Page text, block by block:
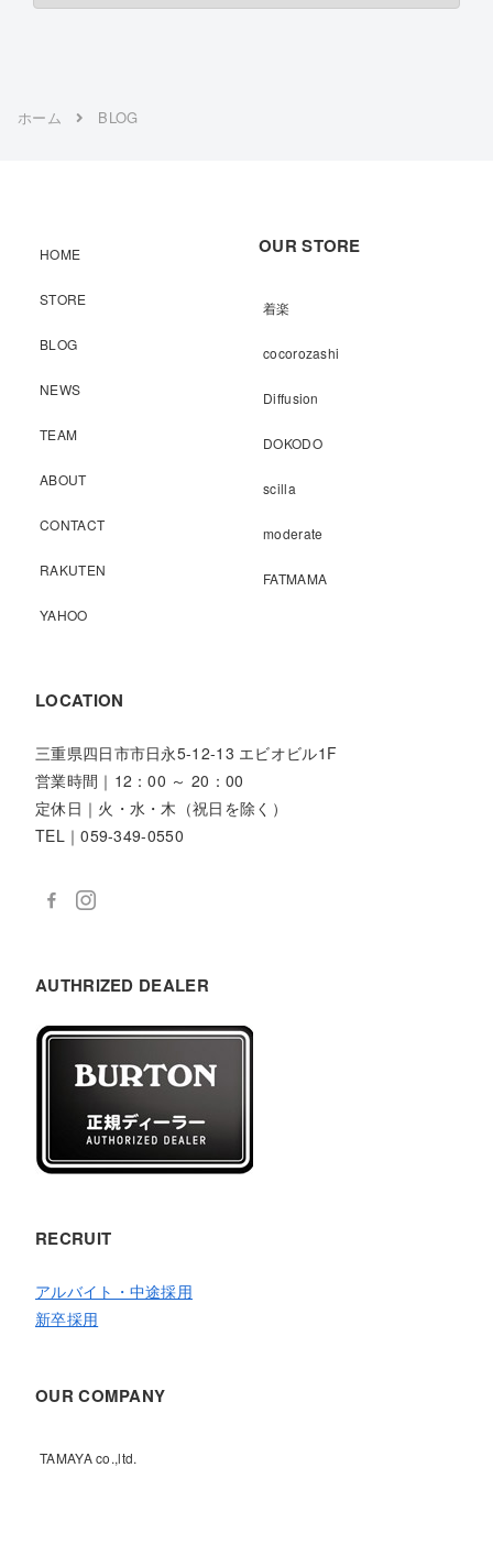
ホーム BLOG
HOME
STORE
BLOG
NEWS
TEAM
ABOUT
CONTACT
RAKUTEN
YAHOO
OUR STORE
着楽
cocorozashi
Diffusion
DOKODO
scilla
moderate
FATMAMA
LOCATION
三重県四日市市日永5-12-13 エビオビル1F
営業時間｜12：00 ～ 20：00
定休日｜火・水・木（祝日を除く）
TEL｜059-349-0550
AUTHRIZED DEALER
RECRUIT
アルバイト・中途採用
新卒採用
OUR COMPANY
TAMAYA co.,ltd.